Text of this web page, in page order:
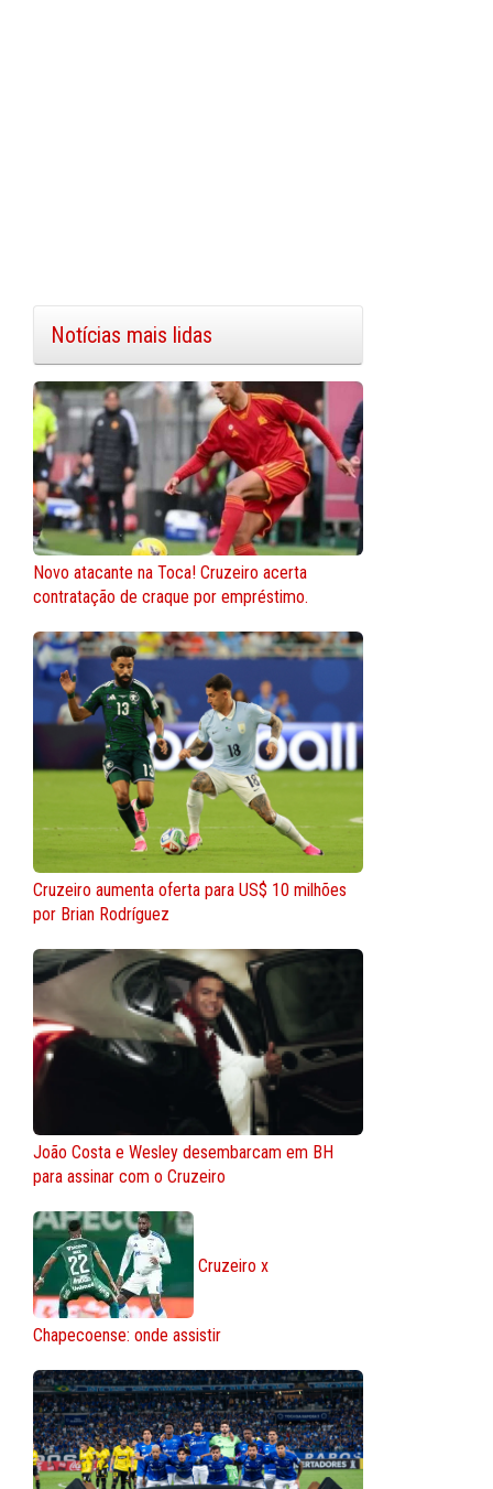
Notícias mais lidas
Novo atacante na Toca! Cruzeiro acerta
contratação de craque por empréstimo.
Cruzeiro aumenta oferta para US$ 10 milhões
por Brian Rodríguez
João Costa e Wesley desembarcam em BH
para assinar com o Cruzeiro
Cruzeiro x
Chapecoense: onde assistir